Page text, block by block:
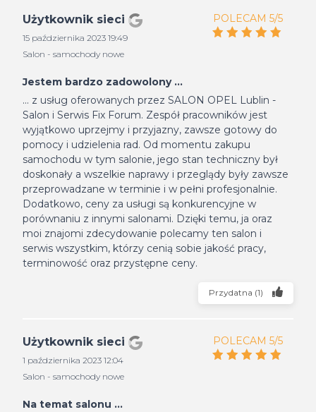
Użytkownik sieci
15 października 2023 19:49
Salon - samochody nowe
POLECAM 5/5
Jestem bardzo zadowolony ...
... z usług oferowanych przez SALON OPEL Lublin -
Salon i Serwis Fix Forum. Zespół pracowników jest
wyjątkowo uprzejmy i przyjazny, zawsze gotowy do
pomocy i udzielenia rad. Od momentu zakupu
samochodu w tym salonie, jego stan techniczny był
doskonały a wszelkie naprawy i przeglądy były zawsze
przeprowadzane w terminie i w pełni profesjonalnie.
Dodatkowo, ceny za usługi są konkurencyjne w
porównaniu z innymi salonami. Dzięki temu, ja oraz
moi znajomi zdecydowanie polecamy ten salon i
serwis wszystkim, którzy cenią sobie jakość pracy,
terminowość oraz przystępne ceny.
Przydatna (1)
Użytkownik sieci
1 października 2023 12:04
Salon - samochody nowe
POLECAM 5/5
Na temat salonu ...